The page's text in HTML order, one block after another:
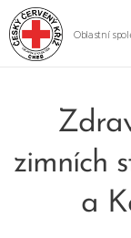
Oblastní
zimních
a